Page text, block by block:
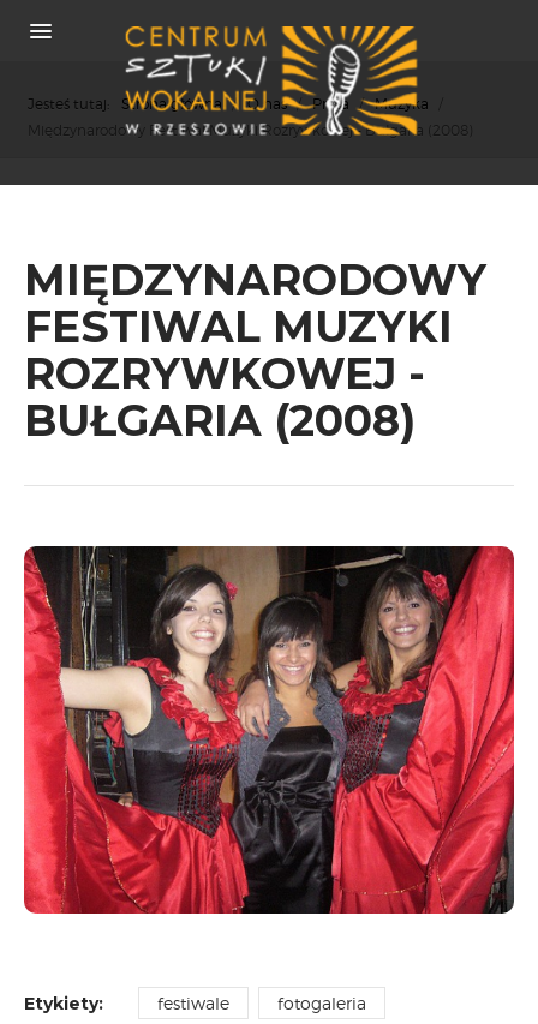
REKRUTACJA
OSIĄGNIĘCIA
KONCERTY
WSPÓŁPRACA
PRASA
POLITYKA COOKIES
CARPATHIA FESTIVAL
FESTIWAL PATRIOTYCZNY
WYDARZENIA
PŁYTY CD
MULTIMEDIA
MUZYKA
VIDEO
GALERIA
WARSZTATY
ZGŁOŚ UDZIAŁ
KONTAKT
Jesteś tutaj: Strona główna / O nas / Prasa / Muzyka
Międzynarodowy Festiwal Muzyki Rozrywkowej - Bułgaria (2008)
MIĘDZYNARODOWY
FESTIWAL MUZYKI
ROZRYWKOWEJ -
BUŁGARIA (2008)
Etykiety: festiwale fotogaleria